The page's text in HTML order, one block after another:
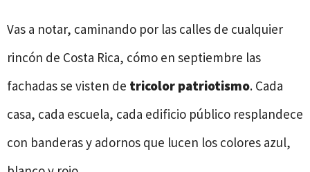
Vas a notar, caminando por las calles de cualquier
rincón de Costa Rica, cómo en septiembre las
fachadas se visten de tricolor patriotismo. Cada
casa, cada escuela, cada edificio público resplandece
con banderas y adornos que lucen los colores azul,